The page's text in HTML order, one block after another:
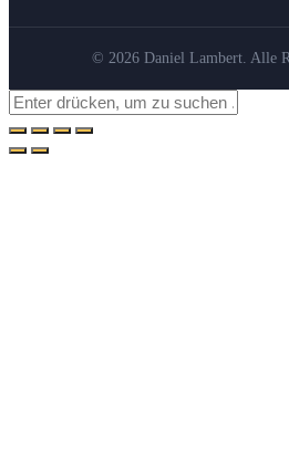
© 2026 Daniel Lambert. Alle